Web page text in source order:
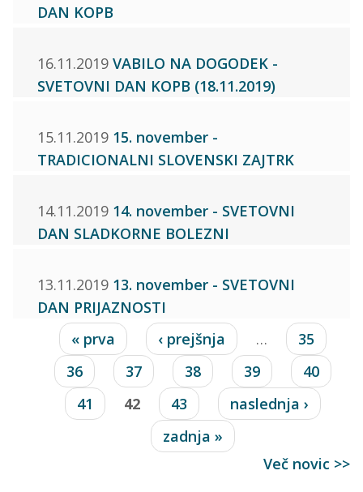
DAN KOPB
16.11.2019 VABILO NA DOGODEK -
SVETOVNI DAN KOPB (18.11.2019)
15.11.2019 15. november -
TRADICIONALNI SLOVENSKI ZAJTRK
14.11.2019 14. november - SVETOVNI
DAN SLADKORNE BOLEZNI
13.11.2019 13. november - SVETOVNI
DAN PRIJAZNOSTI
Strani« prva ‹ prejšnja …
35
36
37 38 39
40
41
42 43
naslednja ›
zadnja »
Več novic >>